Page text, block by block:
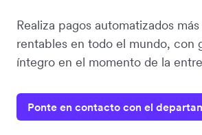
Realiza pagos automatizados
rentables en todo el mundo, con
íntegro en el momento de la
Ponte en contacto con el